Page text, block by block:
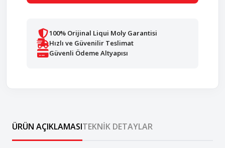
100% Orijinal Liqui Moly Garantisi
Hızlı ve Güvenilir Teslimat
Güvenli Ödeme Altyapısı
ÜRÜN AÇIKLAMASITEKNIK DETAYLAR